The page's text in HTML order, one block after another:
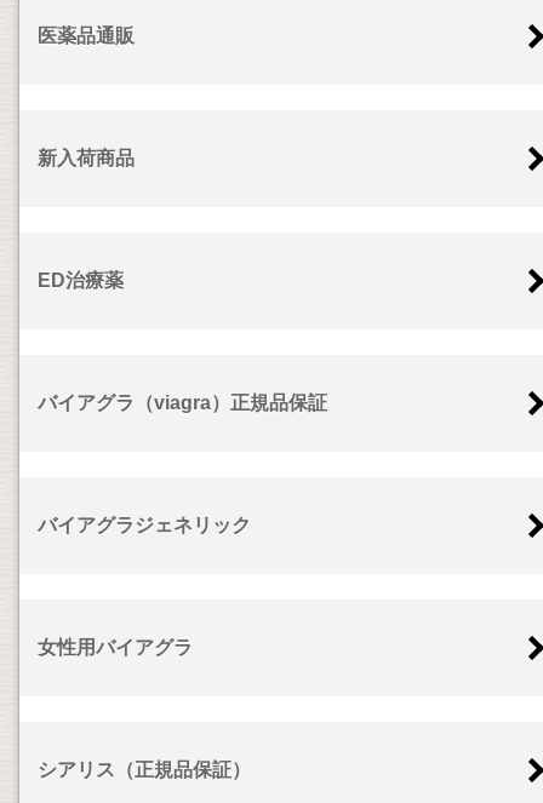
医薬品通販
新入荷商品
ED治療薬
バイアグラ（viagra）正規品保証
バイアグラジェネリック
女性用バイアグラ
シアリス（正規品保証）